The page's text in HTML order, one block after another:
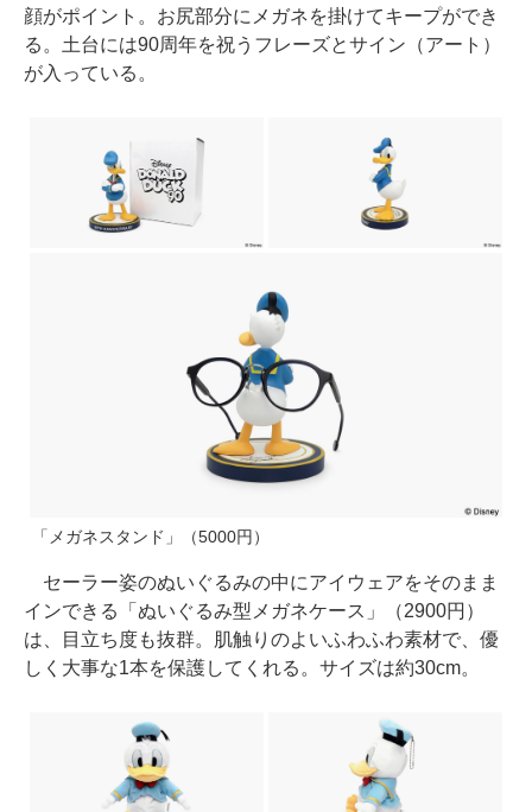
顔がポイント。お尻部分にメガネを掛けてキープができ
る。土台には90周年を祝うフレーズとサイン（アート）
が入っている。
「メガネスタンド」（5000円）
セーラー姿のぬいぐるみの中にアイウェアをそのまま
インできる「ぬいぐるみ型メガネケース」（2900円）
は、目立ち度も抜群。肌触りのよいふわふわ素材で、優
しく大事な1本を保護してくれる。サイズは約30cm。